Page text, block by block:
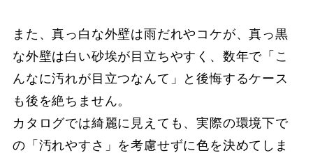
また、真っ白な外壁は雨だれやコケが、真っ黒
な外壁は白い砂埃が目立ちやすく、数年で「こ
んなに汚れが目立つなんて」と後悔するケース
も後を絶ちません。
カタログでは綺麗に見えても、実際の環境下で
の「汚れやすさ」を考慮せずに色を決めてしま